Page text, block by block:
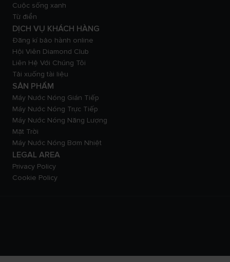
Cuộc sống xanh
Từ điển
DỊCH VỤ KHÁCH HÀNG
Đăng kí bảo hành online
Hội Viên Diamond Club
Liên Hệ Với Chúng Tôi
Tải xuống tài liệu
SẢN PHẨM
Máy Nước Nóng Gián Tiếp
Máy Nước Nóng Trực Tiếp
Máy Nước Nóng Năng Lượng
Mặt Trời
Máy Nước Nóng Bơm Nhiệt
LEGAL AREA
Privacy Policy
Cookie Policy